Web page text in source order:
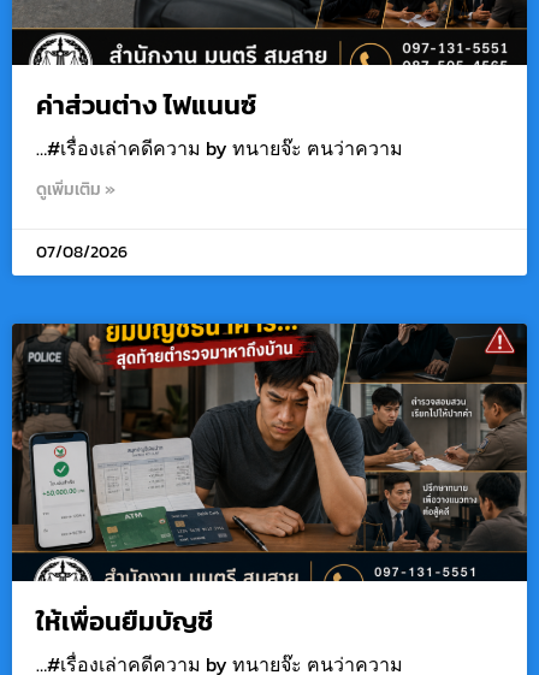
ค่าส่วนต่าง ไฟแนนซ์
…#เรื่องเล่าคดีความ by ทนายจ๊ะ ฅนว่าความ
ดูเพิ่มเติม »
07/08/2026
ให้เพื่อนยืมบัญชี
…#เรื่องเล่าคดีความ by ทนายจ๊ะ ฅนว่าความ